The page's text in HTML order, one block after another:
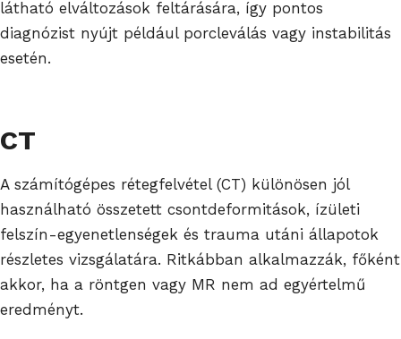
látható elváltozások feltárására, így pontos
diagnózist nyújt például porcleválás vagy instabilitás
esetén.
CT
A számítógépes rétegfelvétel (CT) különösen jól
használható összetett csontdeformitások, ízületi
felszín-egyenetlenségek és trauma utáni állapotok
részletes vizsgálatára. Ritkábban alkalmazzák, főként
akkor, ha a röntgen vagy MR nem ad egyértelmű
eredményt.